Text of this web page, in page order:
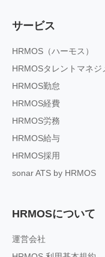
サービス
HRMOS（ハーモス）
HRMOSタレントマネジ
HRMOS勤怠
HRMOS経費
HRMOS労務
HRMOS給与
HRMOS採用
sonar ATS by HRMOS
HRMOSについて
運営会社